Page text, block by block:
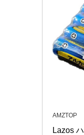
AMZTOP
Lazos